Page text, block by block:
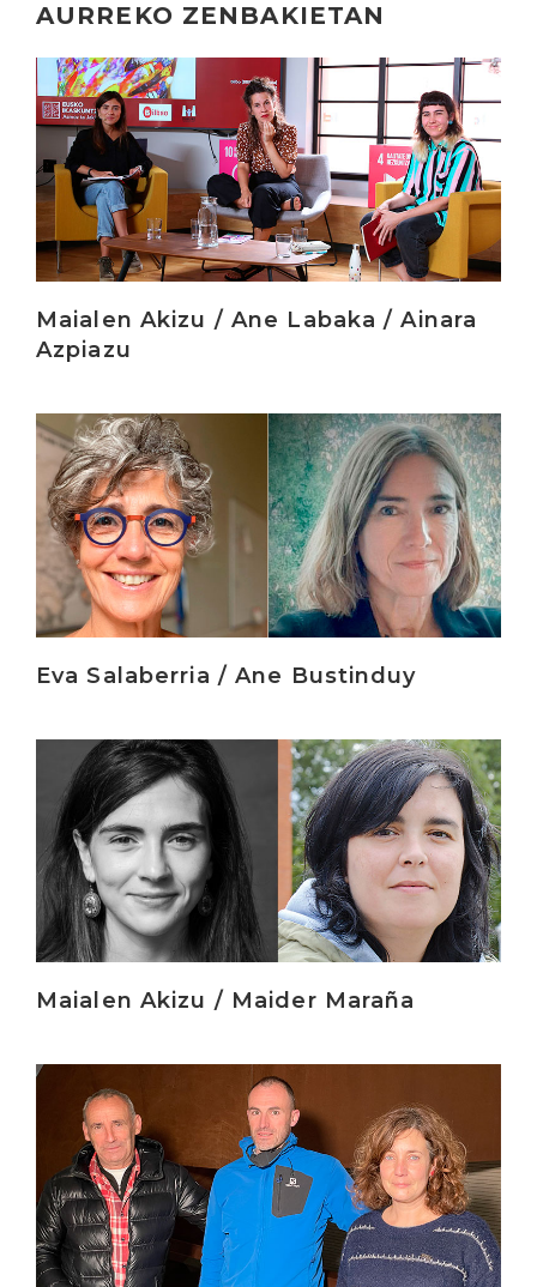
AURREKO ZENBAKIETAN
Maialen Akizu / Ane Labaka / Ainara
Azpiazu
Irakurri
Eva Salaberria / Ane Bustinduy
Irakurri
Maialen Akizu / Maider Maraña
Irakurri
Irakurri